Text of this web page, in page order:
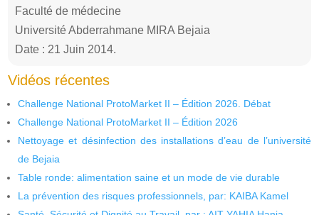
Faculté de médecine
Université Abderrahmane MIRA Bejaia
Date : 21 Juin 2014.
Vidéos récentes
Challenge National ProtoMarket II – Édition 2026. Débat
Challenge National ProtoMarket II – Édition 2026
Nettoyage et désinfection des installations d’eau de l’université
de Bejaia
Table ronde: alimentation saine et un mode de vie durable
La prévention des risques professionnels, par: KAIBA Kamel